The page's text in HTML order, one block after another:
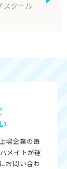
クール
場企業の毎
メイトが運
お問い合わ